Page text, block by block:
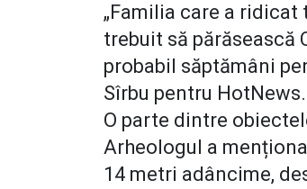
„Familia care a
trebuit să părăsească
probabil săptămâni
Sîrbu pentru
O parte dintre
Arheologul a
14 metri adâncime,